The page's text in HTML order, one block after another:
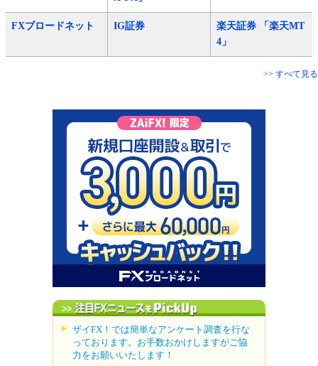
FXブロードネット IG証券
楽天証券 「楽天MT
4」
>> すべて見る
ザイFX！では簡単なアンケート調査を行な
っております。お手数おかけしますがご協
力をお願いいたします！